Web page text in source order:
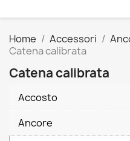
Home Accessori
Catena calibrata
Catena calibrata
Accosto
Ancore